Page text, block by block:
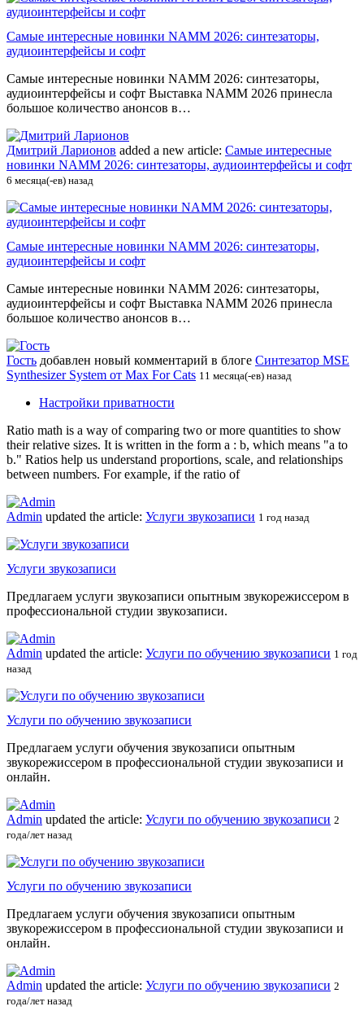
Самые интересные новинки NAMM 2026: синтезаторы,
аудиоинтерфейсы и софт
Самые интересные новинки NAMM 2026: синтезаторы,
аудиоинтерфейсы и софт Выставка NAMM 2026 принесла
большое количество анонсов в…
Дмитрий Ларионов added a new article: Самые интересные
новинки NAMM 2026: синтезаторы, аудиоинтерфейсы и софт
6 месяца(-ев) назад
Самые интересные новинки NAMM 2026: синтезаторы,
аудиоинтерфейсы и софт
Самые интересные новинки NAMM 2026: синтезаторы,
аудиоинтерфейсы и софт Выставка NAMM 2026 принесла
большое количество анонсов в…
Гость добавлен новый комментарий в блоге Синтезатор MSE
Synthesizer System от Max For Cats 11 месяца(-ев) назад
Настройки приватности
Ratio math is a way of comparing two or more quantities to show
their relative sizes. It is written in the form a : b, which means "a to
b." Ratios help us understand proportions, scale, and relationships
between numbers. For example, if the ratio of
Admin updated the article: Услуги звукозаписи 1 год назад
Услуги звукозаписи
Предлагаем услуги звукозаписи опытным звукорежиссером в
профессиональной студии звукозаписи.
Admin updated the article: Услуги по обучению звукозаписи 1 год
назад
Услуги по обучению звукозаписи
Предлагаем услуги обучения звукозаписи опытным
звукорежиссером в профессиональной студии звукозаписи и
онлайн.
Admin updated the article: Услуги по обучению звукозаписи 2
года/лет назад
Услуги по обучению звукозаписи
Предлагаем услуги обучения звукозаписи опытным
звукорежиссером в профессиональной студии звукозаписи и
онлайн.
Admin updated the article: Услуги по обучению звукозаписи 2
года/лет назад